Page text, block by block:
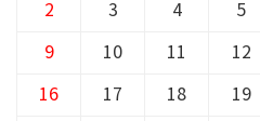
2 3 4 5
9 10 11 12
16 17 18 19